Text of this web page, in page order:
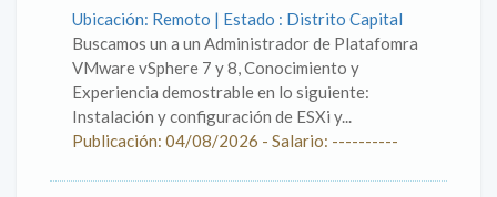
Ubicación: Remoto | Estado : Distrito Capital
Buscamos un a un Administrador de Platafomra
VMware vSphere 7 y 8, Conocimiento y
Experiencia demostrable en lo siguiente:
Instalación y configuración de ESXi y...
Publicación: 04/08/2026 - Salario: ----------